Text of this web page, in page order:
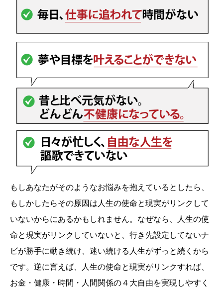
もしあなたがそのようなお悩みを抱えているとしたら、
もしかしたらその原因は人生の使命と現実がリンクして
いないからにあるかもしれません。なぜなら、人生の使
命と現実がリンクしていないと、行き先設定してないナ
ビが勝手に動き続け、迷い続ける人生がずっと続くから
です。逆に言えば、人生の使命と現実がリンクすれば、
お金・健康・時間・人間関係の４大自由を実現しやすく